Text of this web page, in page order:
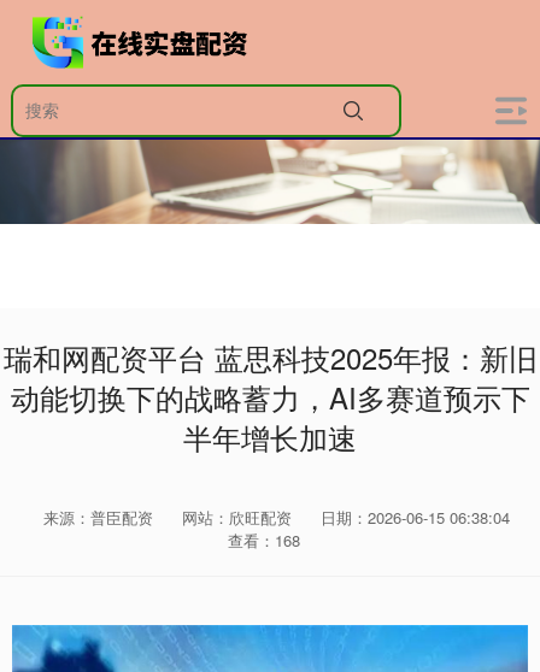
瑞和网配资平台 蓝思科技2025年报：新旧
动能切换下的战略蓄力，AI多赛道预示下
半年增长加速
来源：普臣配资 网站：欣旺配资
日期：2026-06-15 06:38:04
查看：168